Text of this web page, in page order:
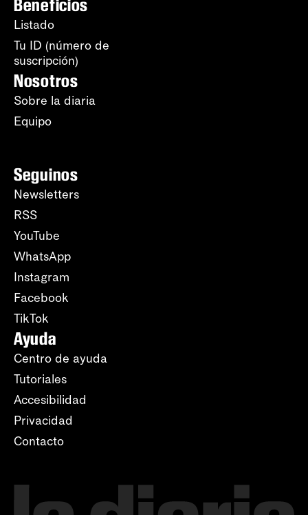
Beneficios
Listado
Tu ID (número de
suscripción)
Nosotros
Sobre la diaria
Equipo
Seguinos
Newsletters
RSS
YouTube
WhatsApp
Instagram
Facebook
TikTok
Ayuda
Centro de ayuda
Tutoriales
Accesibilidad
Privacidad
Contacto